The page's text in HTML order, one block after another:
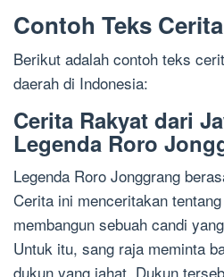
Contoh Teks
Berikut adalah contoh teks
daerah di Indonesia:
Cerita Rakyat dari
Legenda Roro
Legenda Roro Jonggrang
Cerita ini menceritakan
membangun sebuah candi
Untuk itu, sang raja meminta
dukun yang jahat. Dukun